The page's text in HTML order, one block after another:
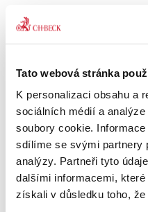
Tato webová stránka
K personalizaci obsahu a
sociálních médií a
soubory cookie.
sdílíme se svými partnery
analýzy. Partneři tyto
dalšími informacemi,
získali v důsledku toho,
450,00 Kč
Učební pomůcka ke
hmotného svým
zpracováním
části trestního práva
vztahy vykládaných